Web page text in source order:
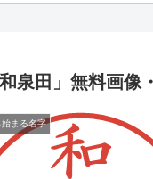
泉田」無料画像
始まる名字